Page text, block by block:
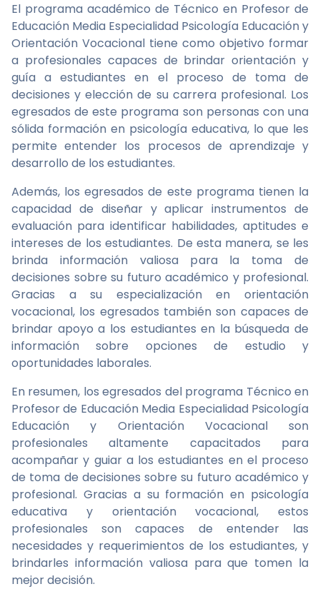
El programa académico de Técnico en Profesor de
Educación Media Especialidad Psicología Educación y
Orientación Vocacional tiene como objetivo formar
a profesionales capaces de brindar orientación y
guía a estudiantes en el proceso de toma de
decisiones y elección de su carrera profesional. Los
egresados de este programa son personas con una
sólida formación en psicología educativa, lo que les
permite entender los procesos de aprendizaje y
desarrollo de los estudiantes.
Además, los egresados de este programa tienen la
capacidad de diseñar y aplicar instrumentos de
evaluación para identificar habilidades, aptitudes e
intereses de los estudiantes. De esta manera, se les
brinda información valiosa para la toma de
decisiones sobre su futuro académico y profesional.
Gracias a su especialización en orientación
vocacional, los egresados también son capaces de
brindar apoyo a los estudiantes en la búsqueda de
información sobre opciones de estudio y
oportunidades laborales.
En resumen, los egresados del programa Técnico en
Profesor de Educación Media Especialidad Psicología
Educación y Orientación Vocacional son
profesionales altamente capacitados para
acompañar y guiar a los estudiantes en el proceso
de toma de decisiones sobre su futuro académico y
profesional. Gracias a su formación en psicología
educativa y orientación vocacional, estos
profesionales son capaces de entender las
necesidades y requerimientos de los estudiantes, y
brindarles información valiosa para que tomen la
mejor decisión.